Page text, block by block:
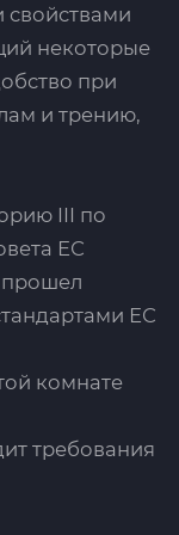
некоторые
при
и трению,
III по
ЕС
прошел
ЕС
комнате
требования